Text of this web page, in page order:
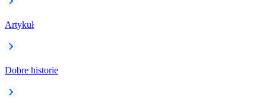
Artykuł
Dobre historie